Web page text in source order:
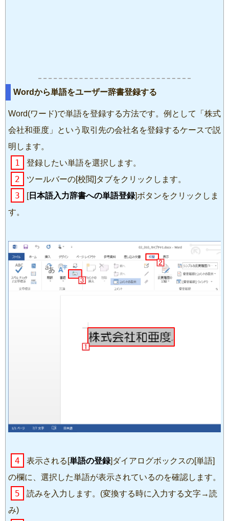
Wordから単語をユーザー辞書登録する
Word(ワード)で単語を登録する方法です。例として「株式
会社和亜度」という取引先の会社名を登録するケースで説
明します。
1 登録したい単語を選択します。
2 ツールバーの[校閲]タブをクリックします。
3 [日本語入力辞書への単語登録]ボタンをクリックしま
す。
4 表示される[単語の登録]ダイアログボックスの[単語]
の欄に、選択した単語が表示されているのを確認します。
5
読みを入力します。(変換する時に入力する文字→読
み)